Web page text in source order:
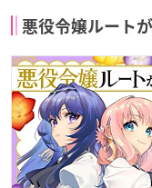
悪役令嬢ルート